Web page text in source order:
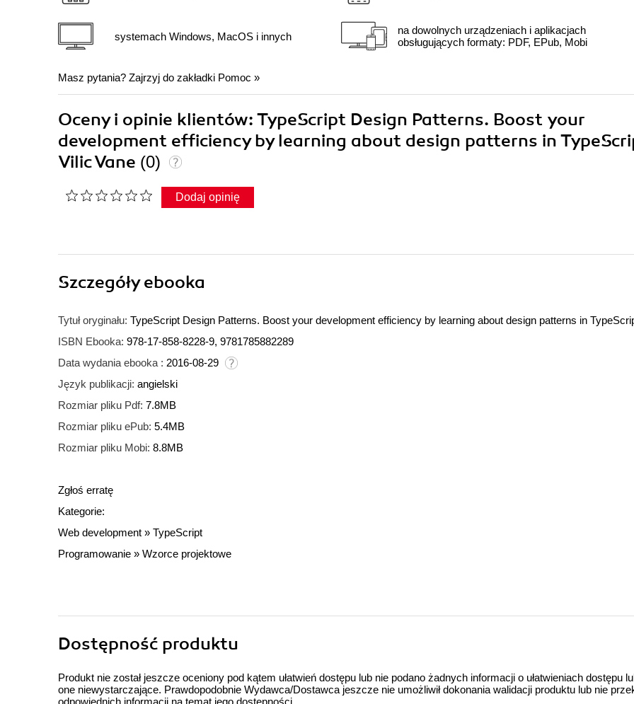
systemach Windows, MacOS i innych
na dowolnych urządzeniach i aplikacjach
obsługujących formaty: PDF, EPub, Mobi
Masz pytania? Zajrzyj do zakładki Pomoc »
Oceny i opinie klientów: TypeScript Design Patterns. Boost your
development efficiency by learning about design patterns in
Vilic Vane (0)
Dodaj opinię
Szczegółyebooka
Tytuł oryginału: TypeScript Design Patterns. Boost your development efficiency by learning about design patterns in
ISBN Ebooka: 978-17-858-8228-9, 9781785882289
Data wydania ebooka : 2016-08-29
Język publikacji: angielski
Rozmiar pliku Pdf: 7.8MB
Rozmiar pliku ePub: 5.4MB
Rozmiar pliku Mobi: 8.8MB
Zgłoś erratę
Kategorie:
Web development » TypeScript
Programowanie » Wzorce projektowe
Dostępność produktu
Produkt nie został jeszcze oceniony pod kątem ułatwień dostępu lub nie podano żadnych informacji o ułatwieniach dostępu
one niewystarczające. Prawdopodobnie Wydawca/Dostawca jeszcze nie umożliwił dokonania walidacji produktu lub nie